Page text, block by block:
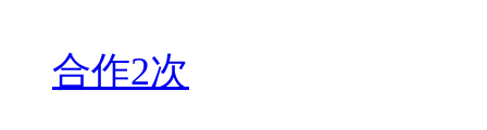
合作2次